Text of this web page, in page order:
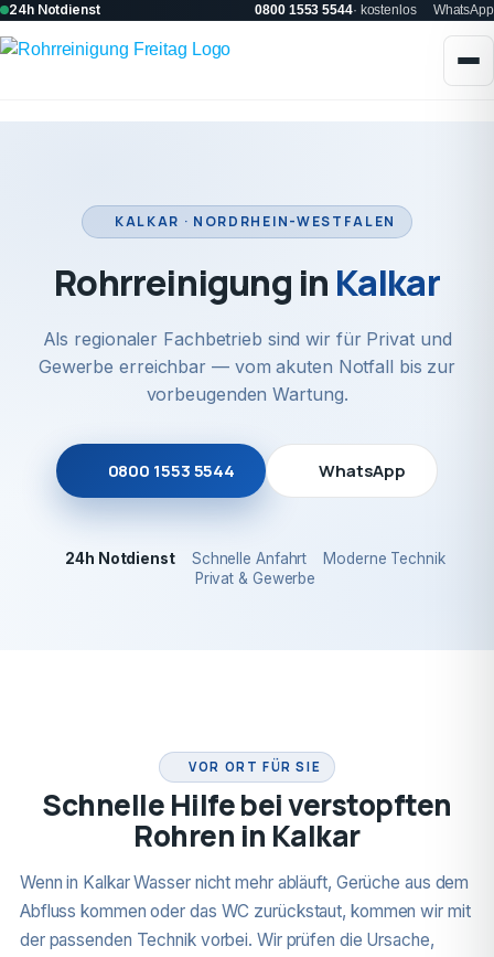
24h Notdienst 0800 1553 5544· kostenlos WhatsApp
KALKAR · NORDRHEIN-WESTFALEN
Rohrreinigung in Kalkar
Als regionaler Fachbetrieb sind wir für Privat und
Gewerbe erreichbar — vom akuten Notfall bis zur
vorbeugenden Wartung.
0800 1553 5544 WhatsApp
24h Notdienst Schnelle Anfahrt
Moderne Technik
Privat & Gewerbe
VOR ORT FÜR SIE
Schnelle Hilfe bei verstopften
Rohren in Kalkar
Wenn in Kalkar Wasser nicht mehr abläuft, Gerüche aus dem
Abfluss kommen oder das WC zurückstaut, kommen wir mit
der passenden Technik vorbei. Wir prüfen die Ursache,